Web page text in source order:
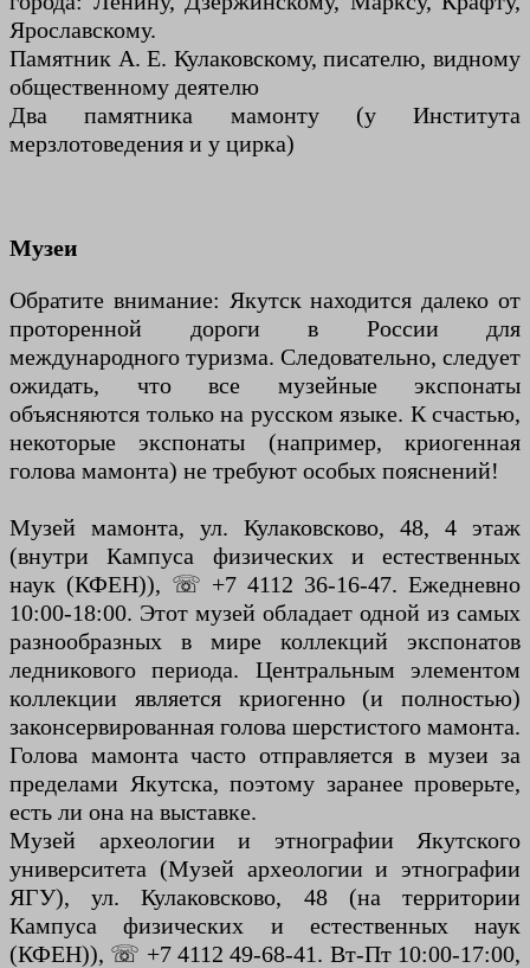
Ярославскому.
Памятник А. Е. Кулаковскому, писателю, видному
общественному деятелю
Два памятника мамонту (у Института
мерзлотоведения и у цирка)
Музеи
Обратите внимание: Якутск находится далеко от
проторенной дороги в России для
международного туризма. Следовательно, следует
ожидать, что все музейные экспонаты
объясняются только на русском языке. К счастью,
некоторые экспонаты (например, криогенная
голова мамонта) не требуют особых пояснений!
Музей мамонта, ул. Кулаковсково, 48, 4 этаж
(внутри Кампуса физических и естественных
наук (КФЕН)), ☏ +7 4112 36-16-47. Ежедневно
10:00-18:00. Этот музей обладает одной из самых
разнообразных в мире коллекций экспонатов
ледникового периода. Центральным элементом
коллекции является криогенно (и полностью)
законсервированная голова шерстистого мамонта.
Голова мамонта часто отправляется в музеи за
пределами Якутска, поэтому заранее проверьте,
есть ли она на выставке.
Музей археологии и этнографии Якутского
университета (Музей археологии и этнографии
ЯГУ), ул. Кулаковсково, 48 (на территории
Кампуса физических и естественных наук
(КФЕН)), ☏ +7 4112 49-68-41. Вт-Пт 10:00-17:00,